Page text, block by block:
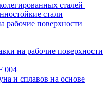
сталей
стали
рабочие поверхности
на рабочие поверхности
004
и сплавов на основе